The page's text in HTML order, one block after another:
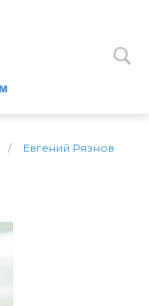
/ Евгений Рязнов